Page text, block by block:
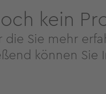
kein
Sie mehr
können